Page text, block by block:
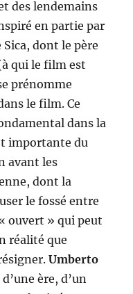
des lendemains
en partie par
dont le père
qui le film est
prénomme
le film. Ce
dans la
importante du
avant les
dont la
le fossé entre
ouvert » qui peut
réalité que
Umberto
ère, d’un